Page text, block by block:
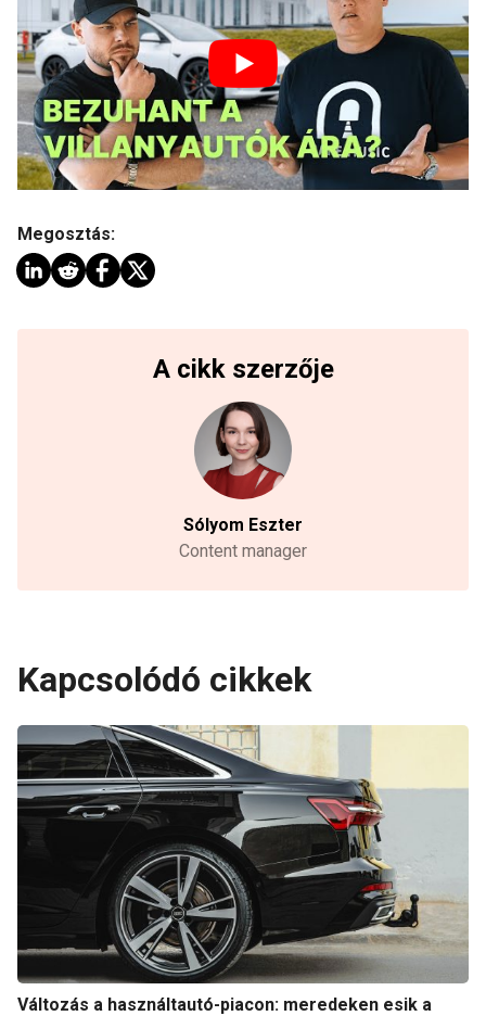
Megosztás:
A cikk szerzője
Sólyom Eszter
Content manager
Kapcsolódó cikkek
Változás a használtautó-piacon: meredeken esik a